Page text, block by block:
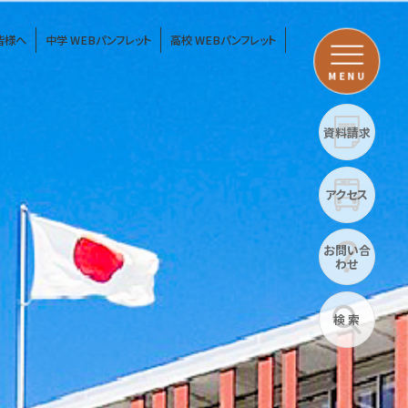
様へ 中学 WEBパンフレット 高校 WEBパンフレット
MENU
資料請求
アクセス
お問い合
わせ
検 索